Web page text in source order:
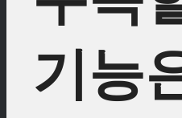
기능